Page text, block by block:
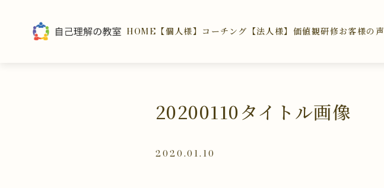
HOME 【個人様】コーチング 【法人様】価値観研修お客様の声
20200110タイトル画像
2020.01.10